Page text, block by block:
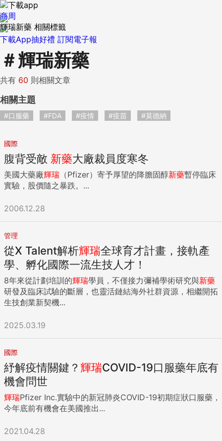
下載App抽好禮 訂閱電子報
商周
輝瑞新藥 相關標籤
＃輝瑞新藥
共有 60 則相關文章
相關主題
#口服藥 #FDA #疫情 #疫苗 #莫德納
國際
腹背受敵 新藥大廠裁員度寒冬
美國大藥廠輝瑞 （Pfizer）寄予厚望的降膽固醇新藥暫停臨床
實驗，股價隨之暴跌。...
2006.12.28
管理
從X Talent解析輝瑞全球育才計畫，接軌產
學、孵化國際一流生技人才！
8年來從計劃培訓的輝瑞學員，不僅接力彌補學術研究與新藥
研發及臨床試驗的斷層，也靈活鏈結海外社群資源，相繼開拓
生技創業新契機...
2025.03.19
國際
紓解疫情關鍵？ 輝瑞COVID-19口服藥年底有
機會問世
輝瑞Pfizer Inc.實驗中的新冠肺炎COVID-19初期症狀口服藥，
今年底前有機會在美國推出...
2021.04.28